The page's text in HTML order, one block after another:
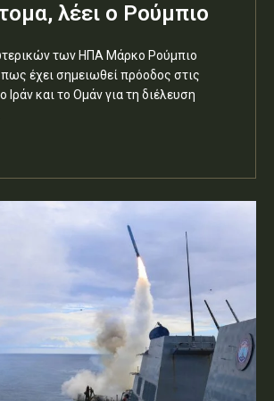
λέει ο Ρούμπιο
των ΗΠΑ Μάρκο Ρούμπιο
έχει σημειωθεί πρόοδος στις
Ιράν και το Ομάν για τη διέλευση